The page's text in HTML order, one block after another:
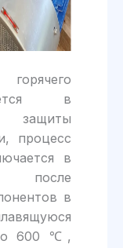
в
процесс
в
после
в
600 ℃,